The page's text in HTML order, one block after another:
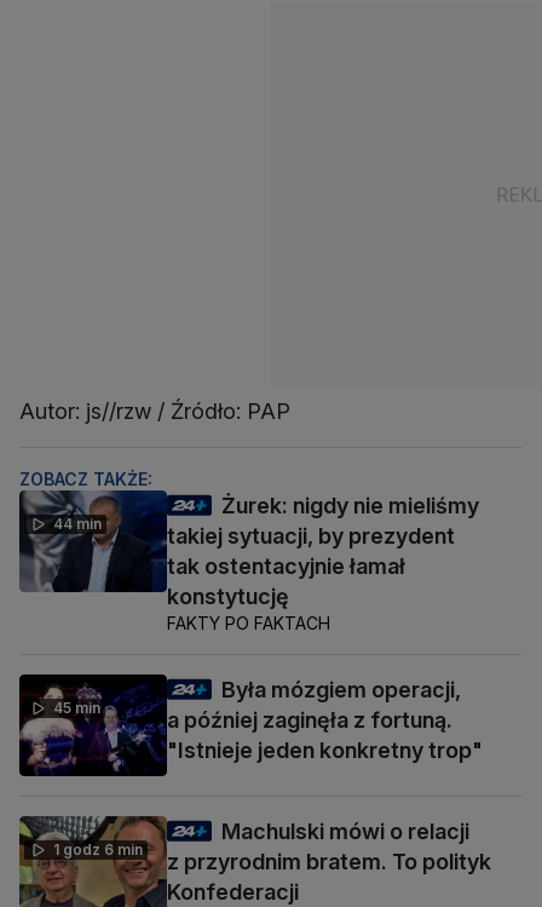
Autor: js//rzw / Źródło: PAP
ZOBACZ TAKŻE:
44 min
Żurek: nigdy nie mieliśmy
takiej sytuacji, by prezydent
tak ostentacyjnie łamał
konstytucję
FAKTY PO FAKTACH
45 min
Była mózgiem operacji,
a później zaginęła z fortuną.
"Istnieje jeden konkretny trop"
1 godz 6 min
Machulski mówi o relacji
z przyrodnim bratem. To polityk
Konfederacji